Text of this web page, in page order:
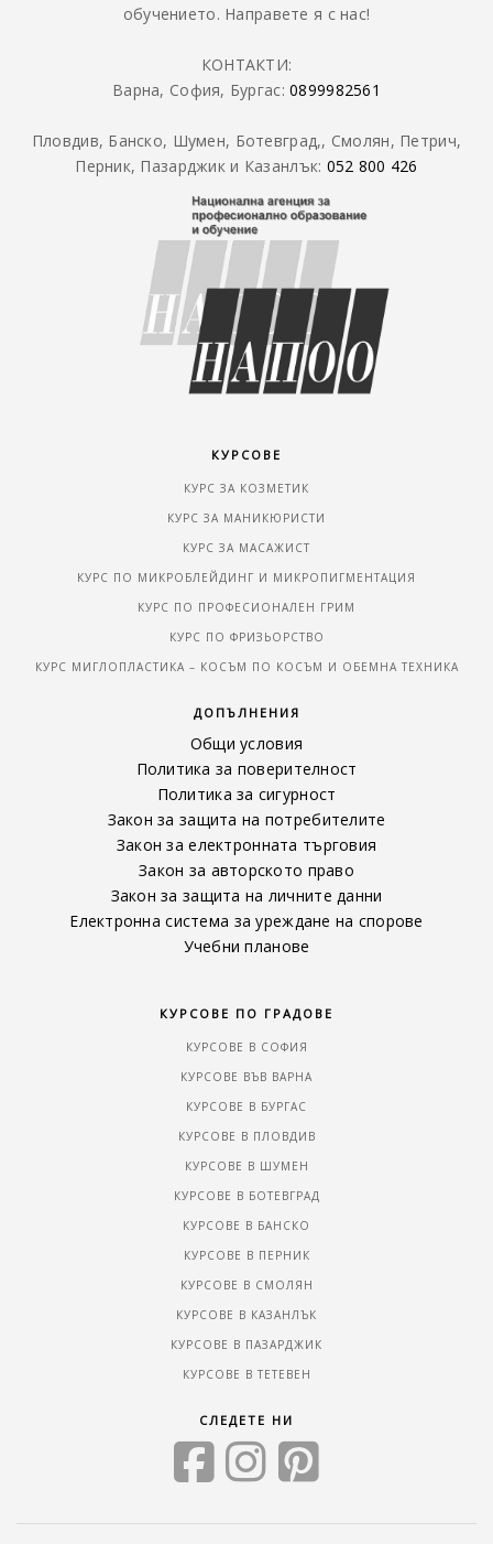
обучението. Направете я с нас!
КОНТАКТИ:
Варна, София, Бургас:0899982561
Пловдив, Банско, Шумен, Ботевград,, Смолян, Петрич,
Перник, Пазарджик и Казанлък: 052 800 426
КУРСОВЕ
КУРС ЗА КОЗМЕТИК
КУРС ЗА МАНИКЮРИСТИ
КУРС ЗА МАСАЖИСТ
КУРС ПО МИКРОБЛЕЙДИНГ И МИКРОПИГМЕНТАЦИЯ
КУРС ПО ПРОФЕСИОНАЛЕН ГРИМ
КУРС ПО ФРИЗЬОРСТВО
КУРС МИГЛОПЛАСТИКА – КОСЪМ ПО КОСЪМ И ОБЕМНА ТЕХНИКА
ДОПЪЛНЕНИЯ
Общи условия
Политика за поверителност
Политика за сигурност
Закон за защита на потребителите
Закон за електронната търговия
Закон за авторското право
Закон за защита на личните данни
Електронна система за уреждане на спорове
Учебни планове
КУРСОВЕ ПО ГРАДОВЕ
КУРСОВЕ В СОФИЯ
КУРСОВЕ ВЪВ ВАРНА
КУРСОВЕ В БУРГАС
КУРСОВЕ В ПЛОВДИВ
КУРСОВЕ В ШУМЕН
КУРСОВЕ В БОТЕВГРАД
КУРСОВЕ В БАНСКО
КУРСОВЕ В ПЕРНИК
КУРСОВЕ В СМОЛЯН
КУРСОВЕ В КАЗАНЛЪК
КУРСОВЕ В ПАЗАРДЖИК
КУРСОВЕ В ТЕТЕВЕН
СЛЕДЕТЕ НИ